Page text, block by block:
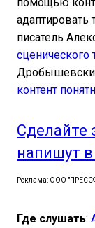
помощью
адаптировать
писатель
сценического
контент
Сделайте
напишут
Реклама: ООО
Где слушать: